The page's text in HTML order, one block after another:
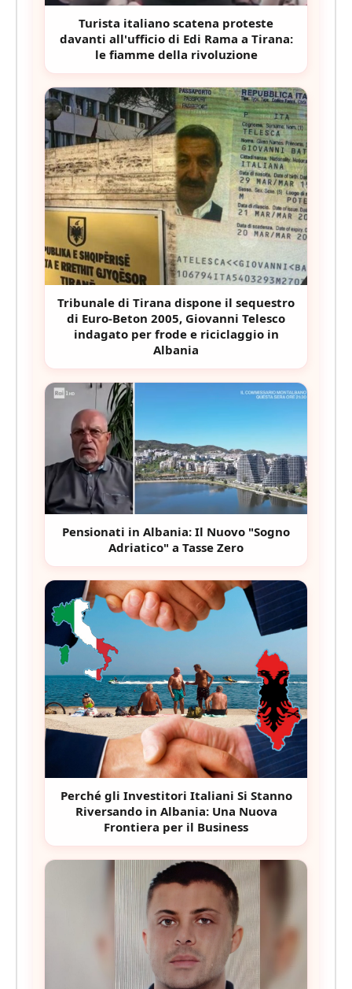
Turista italiano scatena proteste
davanti all'ufficio di Edi Rama a Tirana:
le fiamme della rivoluzione
Tribunale di Tirana dispone il sequestro
di Euro-Beton 2005, Giovanni Telesco
indagato per frode e riciclaggio in
Albania
Pensionati in Albania: Il Nuovo "Sogno
Adriatico" a Tasse Zero
Perché gli Investitori Italiani Si Stanno
Riversando in Albania: Una Nuova
Frontiera per il Business